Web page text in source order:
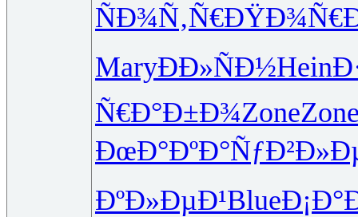
ÑÐ¾Ñ‚Ñ€
MaryÐÐ»ÑÐ½Hein
Ñ€Ð°Ð±Ð¾Zone
ÐœÐ°ÐºÐ°
ÐºÐ»ÐµÐ¹Blue